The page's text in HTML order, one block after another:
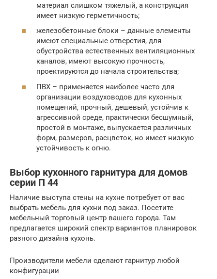
материал слишком тяжелый, а конструкция
имеет низкую герметичность;
железобетонные блоки – данные элементы
имеют специальные отверстия, для
обустройства естественных вентиляционных
каналов, имеют высокую прочность,
проектируются до начала строительства;
ПВХ – применяется наиболее часто для
организации воздуховодов для кухонных
помещений, прочный, дешевый, устойчив к
агрессивной среде, практически бесшумный,
простой в монтаже, выпускается различных
форм, размеров, расцветок, но имеет низкую
устойчивость к огню.
Выбор кухонного гарнитура для домов
серии П 44
Наличие выступа стены на кухне потребует от вас
выбрать мебель для кухни под заказ. Посетите
мебельный торговый центр вашего города. Там
предлагается широкий спектр вариантов планировок
разного дизайна кухонь.
Производители мебели сделают гарнитур любой
конфигурации